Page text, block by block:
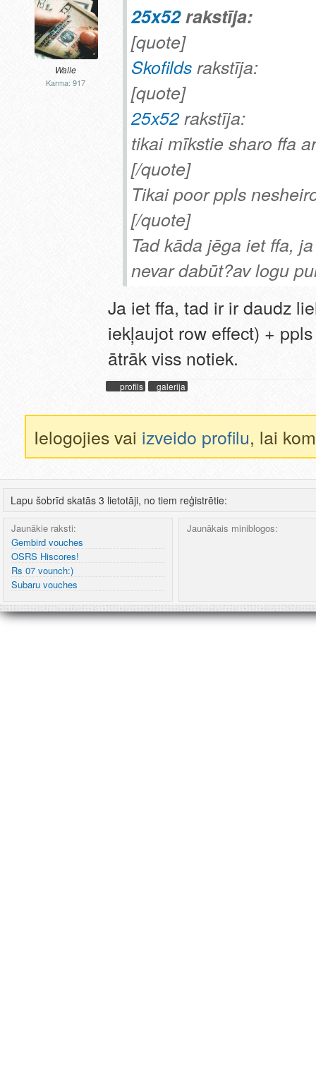
Walle
Karma: 917
25x52rakstīja:
[quote]
Skofilds rakstīja:
[quote]
25x52rakstīja:
tikai mīkstie sharo ffa
[/quote]
Tikai poor ppls
[/quote]
Tad kāda jēga iet ffa,
nevar dabūt?av logu
Ja iet ffa, tad ir ir daudz
iekļaujot row effect) +
ātrāk viss notiek.
profils galerija
Ielogojies vai izveido profilu, lai
Lapu šobrīd skatās 3 lietotāji, no tiem reģistrētie:
Jaunākie raksti:
Gembird vouches
OSRS Hiscores!
Rs 07 vounch:)
Subaru vouches
Jaunākais miniblogos: